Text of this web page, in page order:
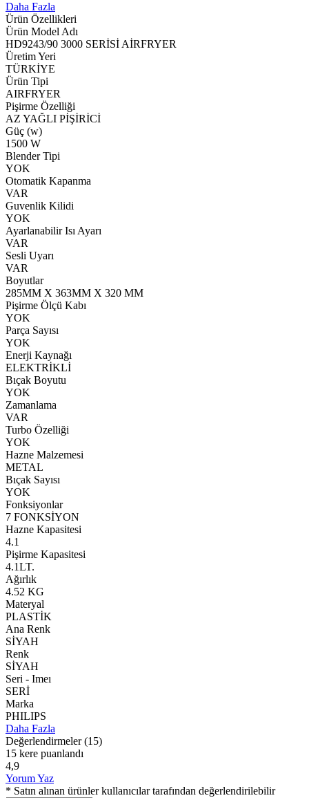
Daha Fazla
Ürün Özellikleri
Ürün Model Adı
HD9243/90 3000 SERİSİ AİRFRYER
Üretim Yeri
TÜRKİYE
Ürün Tipi
AIRFRYER
Pişirme Özelliği
AZ YAĞLI PİŞİRİCİ
Güç (w)
1500 W
Blender Tipi
YOK
Otomatik Kapanma
VAR
Guvenlik Kilidi
YOK
Ayarlanabilir Isı Ayarı
VAR
Sesli Uyarı
VAR
Boyutlar
285MM X 363MM X 320 MM
Pişirme Ölçü Kabı
YOK
Parça Sayısı
YOK
Enerji Kaynağı
ELEKTRİKLİ
Bıçak Boyutu
YOK
Zamanlama
VAR
Turbo Özelliği
YOK
Hazne Malzemesi
METAL
Bıçak Sayısı
YOK
Fonksiyonlar
7 FONKSİYON
Hazne Kapasitesi
4.1
Pişirme Kapasitesi
4.1LT.
Ağırlık
4.52 KG
Materyal
PLASTİK
Ana Renk
SİYAH
Renk
SİYAH
Seri - Imeı
SERİ
Marka
PHILIPS
Daha Fazla
Değerlendirmeler (15)
15 kere puanlandı
4,9
Yorum Yaz
* Satın alınan ürünler kullanıcılar tarafından değerlendirilebilir